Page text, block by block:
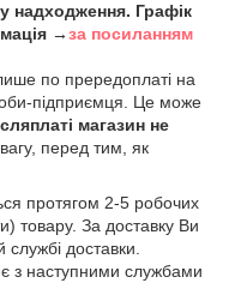
надходження. Графік
→за посиланням
по прередоплаті на
підприємця. Це може
магазин не
перед тим, як
протягом 2-5 робочих
товару. За доставку Ви
доставки.
з наступними службами